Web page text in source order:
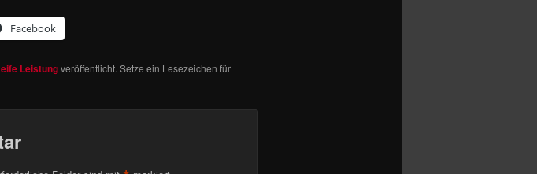
Facebook
Leistungveröffentlicht. Setze ein Lesezeichen für